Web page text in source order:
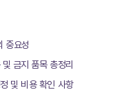
중요성
금지 품목 총정리
및 비용 확인 사항